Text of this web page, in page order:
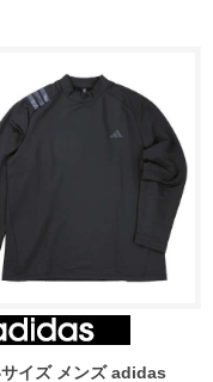
イズ メンズ adidas